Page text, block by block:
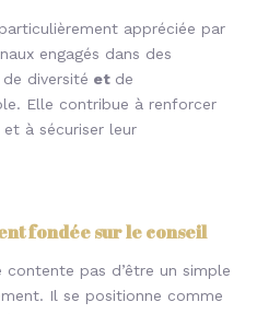
appréciée par
engagés dans des
de diversité et de
Elle contribue à renforcer
à sécuriser leur
fondée sur le conseil
contente pas d’être un simple
Il se positionne comme